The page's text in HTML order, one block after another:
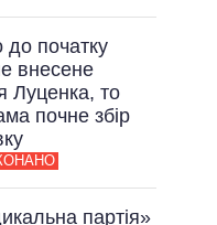
початку
внесене
Луценка, то
почне збір
партія»